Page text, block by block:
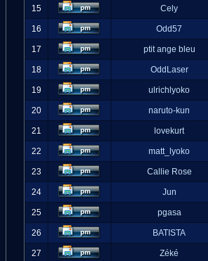
15 Cely
16 Odd57
17 ptit ange bleu
18 OddLaser
19 ulrichlyoko
20 naruto-kun
21 lovekurt
22 matt_lyoko
23 Callie Rose
24 Jun
25 pgasa
26 BATISTA
27 Zéké